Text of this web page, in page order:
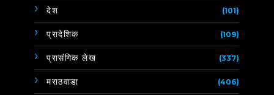
देश (101)
प्रादेशिक (109)
प्रासंगिक लेख (337)
मराठवाडा (406)